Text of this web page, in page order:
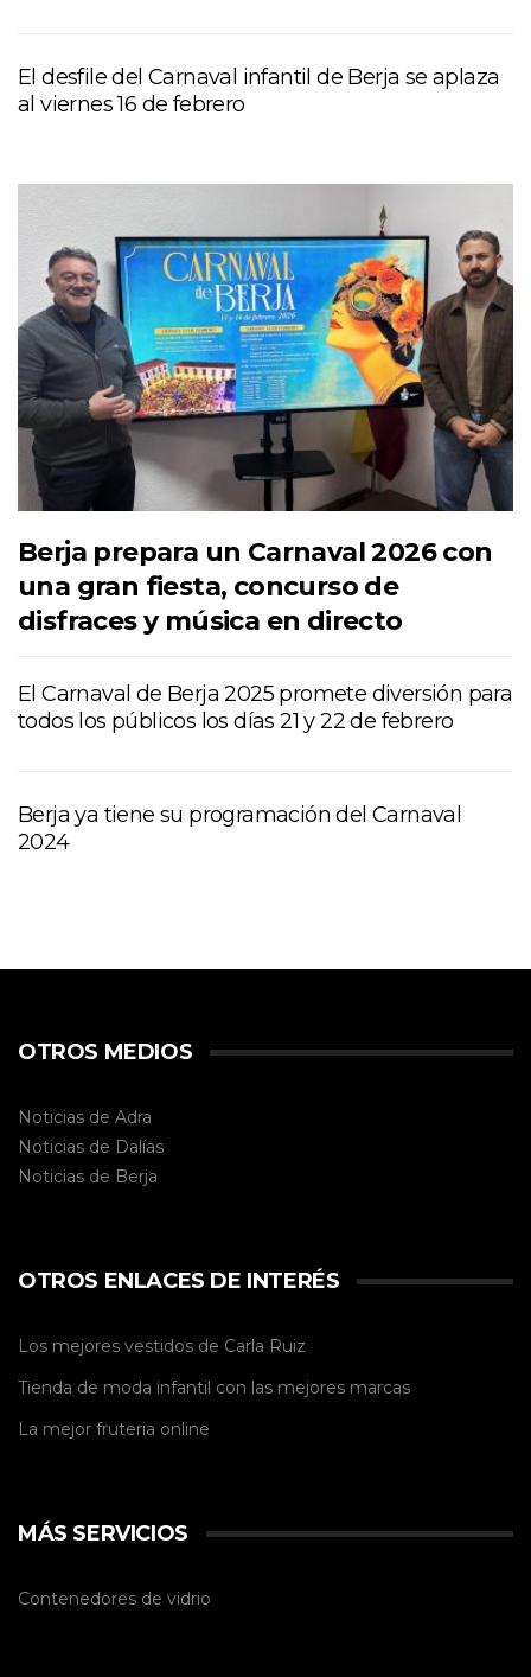
El desfile del Carnaval infantil de Berja se aplaza
al viernes 16 de febrero
Berja prepara un Carnaval 2026 con
una gran fiesta, concurso de
disfraces y música en directo
El Carnaval de Berja 2025 promete diversión para
todos los públicos los días 21 y 22 de febrero
Berja ya tiene su programación del Carnaval
2024
OTROS MEDIOS
Noticias de Adra
Noticias de Dalías
Noticias de Berja
OTROS ENLACES DE INTERÉS
Los mejores vestidos de Carla Ruiz
Tienda de moda infantil con las mejores marcas
La mejor fruteria online
MÁS SERVICIOS
Contenedores de vidrio